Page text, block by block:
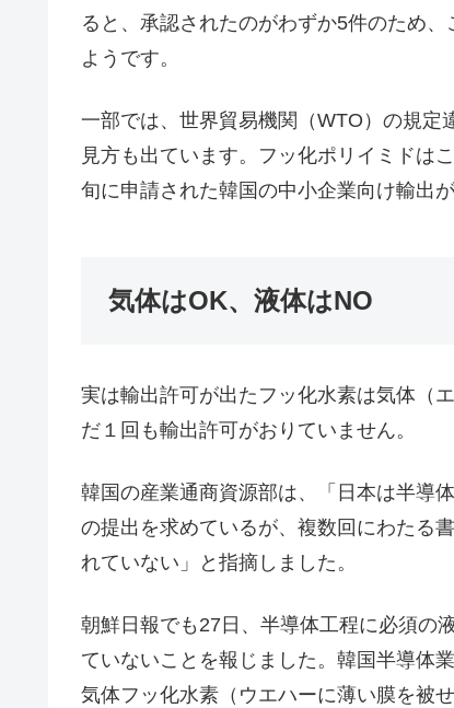
ると、承認されたのがわずか5件のため
ようです。
一部では、世界貿易機関（WTO）の規
見方も出ています。フッ化ポリイミドは
旬に申請された韓国の中小企業向け輸出
気体はOK、液体はNO
実は輸出許可が出たフッ化水素は気体（
だ１回も輸出許可がおりていません。
韓国の産業通商資源部は、「日本は半導
の提出を求めているが、複数回にわたる
れていない」と指摘しました。
朝鮮日報でも27日、半導体工程に必須の
ていないことを報じました。韓国半導体
気体フッ化水素（ウエハーに薄い膜を被